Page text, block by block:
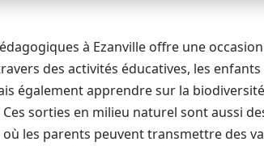
à Ezanville offre une
des activités éducatives, les
également apprendre sur la
sorties en milieu naturel sont aussi
les parents peuvent transmettre des